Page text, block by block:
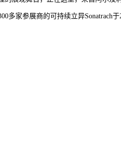
家参展商的可持续立异Sonatrach于